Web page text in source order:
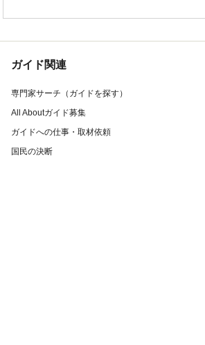
ガイド関連
専門家サーチ（ガイドを探す）
All Aboutガイド募集
ガイドへの仕事・取材依頼
国民の決断